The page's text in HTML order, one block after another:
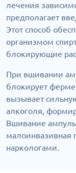
лечения
предполагает
Этот способ
организмом
блокирующие
При вшивании
блокирует
вызывает
алкоголя,
Вшивание
малоинвазивная
наркологами.